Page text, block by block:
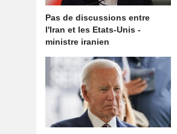
Pas de discussions entre
l'Iran et les Etats-Unis -
ministre iranien